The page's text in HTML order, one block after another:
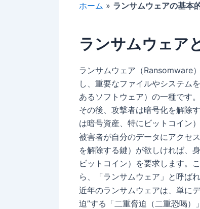
ホーム » ランサムウェアの基本
ランサムウェア
ランサムウェア（Ransomware
し、重要なファイルやシステム
あるソフトウェア）の一種です。
その後、攻撃者は暗号化を解除
は暗号資産、特にビットコイン
被害者が自分のデータにアクセ
を解除する鍵）が欲しければ、
ビットコイン）を要求します。
ら、「ランサムウェア」と呼ばれ
近年のランサムウェアは、単に
迫”する「二重脅迫（二重恐喝